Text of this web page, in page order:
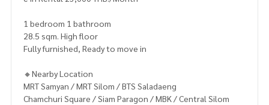
1 bedroom 1 bathroom
28.5 sqm. High floor
Fully furnished, Ready to move in
🔸Nearby Location
MRT Samyan / MRT Silom / BTS Saladaeng
Chamchuri Square / Siam Paragon / MBK / Central Silom